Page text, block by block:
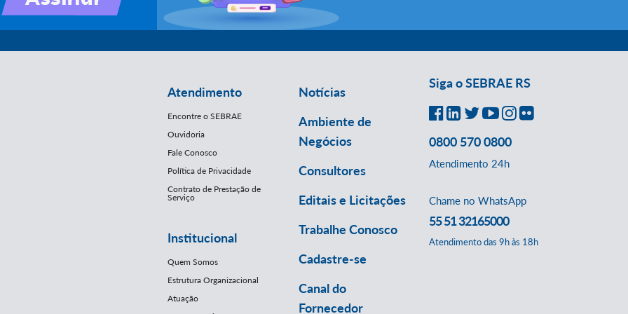
Atendimento
Encontre o SEBRAE
Ouvidoria
Fale Conosco
Política de Privacidade
Contrato de Prestação de
Serviço
Institucional
Quem Somos
Estrutura Organizacional
Atuação
Notícias
Ambiente de
Negócios
Consultores
Editais e Licitações
Trabalhe Conosco
Cadastre-se
Canal do
Fornecedor
Siga o SEBRAE RS
0800 570 0800
Atendimento 24h
Chame no WhatsApp
55 51 32165000
Atendimento das 9h às 18h